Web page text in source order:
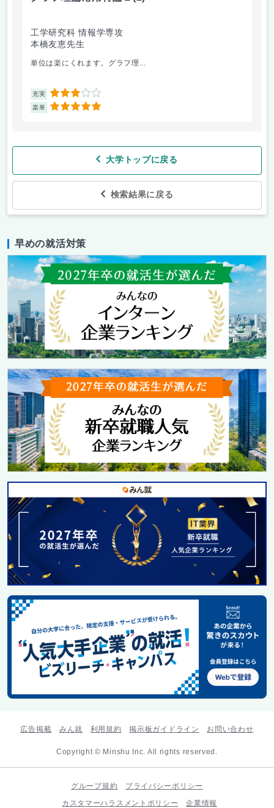
工学研究科 情報学専攻
本橋友恵先生
単位は楽にくれます。グラフ理...
充実 3
楽単 5
大学トップに戻る
検索結果に戻る
早めの就活対策
広告掲載 みん就 利用規約 掲示板ガイドライン お問い合わせ
Copyright © Minshu Inc. All rights reserved.
グループ規約
プライバシーポリシー
カスタマーハラスメントポリシー
企業情報